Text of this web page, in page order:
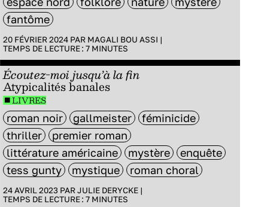
fantôme
20 FÉVRIER 2024 PAR MAGALI BOU ASSI |
TEMPS DE LECTURE : 7MINUTES
Écoutez-moi jusqu’à la fin
Atypicalités banales
LIVRES
roman noir gallmeister
féminicide
thriller
premier roman
littérature américaine
mystère
enquête
tess gunty
mystique roman choral
24 AVRIL 2023 PARJULIE DERYCKE|
TEMPS DE LECTURE : 7MINUTES